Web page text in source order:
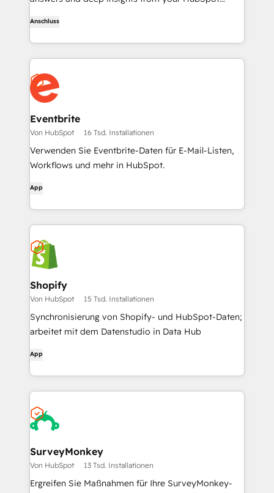
Anschluss
Eventbrite
Von HubSpot 16 Tsd. Installationen
Verwenden Sie Eventbrite-Daten für E-Mail-Listen,
Workflows und mehr in HubSpot.
App
Shopify
Von HubSpot 15 Tsd. Installationen
Synchronisierung von Shopify- und HubSpot-Daten;
arbeitet mit dem Datenstudio in Data Hub
App
SurveyMonkey
Von HubSpot 13 Tsd. Installationen
Ergreifen Sie Maßnahmen für Ihre SurveyMonkey-